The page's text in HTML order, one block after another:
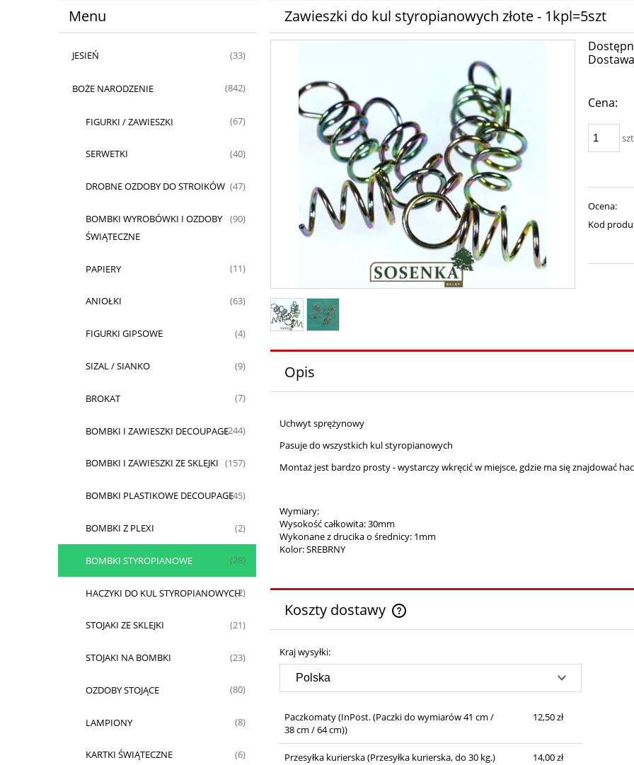
Menu
JESIEŃ (33)
BOŻE NARODZENIE (842)
FIGURKI / ZAWIESZKI (67)
SERWETKI (40)
DROBNE OZDOBY DO STROIKÓW (47)
BOMBKI WYROBÓWKI I OZDOBY
ŚWIĄTECZNE
(90)
PAPIERY (11)
ANIOŁKI (63)
FIGURKI GIPSOWE (4)
SIZAL / SIANKO (9)
BROKAT (7)
BOMBKI I ZAWIESZKI DECOUPAGE(244)
BOMBKI I ZAWIESZKI ZE SKLEJKI (157)
BOMBKI PLASTIKOWE DECOUPAGE(45)
BOMBKI Z PLEXI (2)
BOMBKI STYROPIANOWE (28)
HACZYKI DO KUL STYROPIANOWYCH(2)
STOJAKI ZE SKLEJKI (21)
STOJAKI NA BOMBKI (23)
OZDOBY STOJĄCE (80)
LAMPIONY (8)
KARTKI ŚWIĄTECZNE (6)
Zawieszki do kul styropianowych złote - 1kpl=5szt
Cena:
Ocena:
Kod
Opis
Uchwyt sprężynowy
Pasuje do wszystkich kul styropianowych
Montaż jest bardzo prosty - wystarczy wkręcić w miejsce, gdzie ma się znajdować
Wymiary:
Wysokość całkowita: 30mm
Wykonane z drucika o średnicy: 1mm
Kolor: SREBRNY
Koszty dostawy
Kraj wysyłki:
Paczkomaty(InPost. (Paczki do wymiarów 41 cm /
38 cm / 64 cm))
12,50 zł
Przesyłka kurierska(Przesyłka kurierska, do 30 kg.) 14,00 zł